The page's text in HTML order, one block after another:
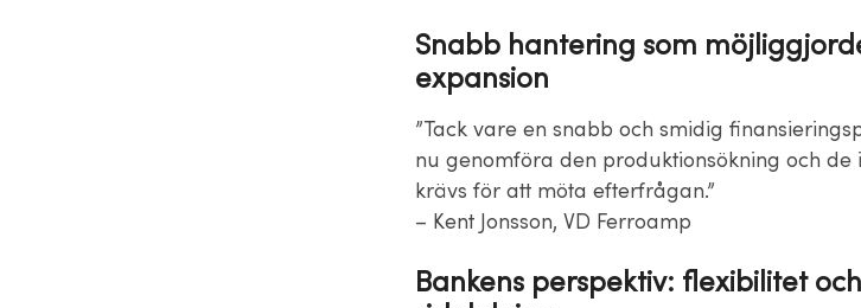
Snabb hantering som
expansion
”Tack vare en snabb och smidig
nu genomföra den produktionsökning och
krävs för att möta efterfrågan.”
– Kent Jonsson, VD Ferroamp
Bankens perspektiv: flexibilitet och